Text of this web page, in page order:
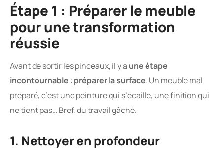
Étape 1 : Préparer le meuble
pour une transformation
réussie
Avant de sortir les pinceaux, il y a une étape
incontournable : préparer la surface. Un meuble mal
préparé, c’est une peinture qui s’écaille, une finition qui
ne tient pas… Bref, du travail gâché.
1. Nettoyer en profondeur